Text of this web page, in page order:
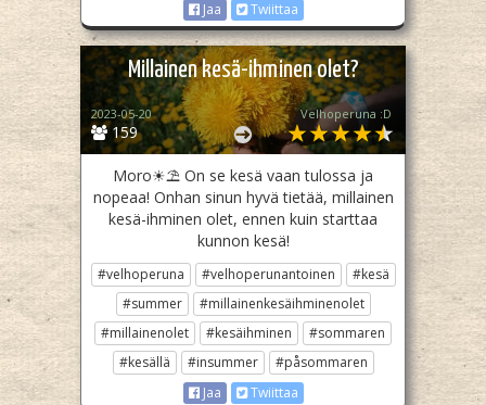
Jaa
Twiittaa
Millainen kesä-ihminen olet?
159
2023-05-20 Velhoperuna :D
Moro☀⛱ On se kesä vaan tulossa ja
nopeaa! Onhan sinun hyvä tietää, millainen
kesä-ihminen olet, ennen kuin starttaa
kunnon kesä!
#velhoperuna #velhoperunantoinen
#kesä
#summer
#millainenkesäihminenolet
#millainenolet
#kesäihminen
#sommaren
#kesällä
#insummer
#påsommaren
Jaa
Twiittaa